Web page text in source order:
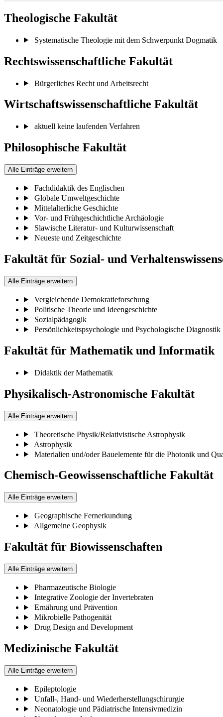
Theologische Fakultät
Systematische Theologie mit dem Schwerpunkt Dogmatik
Rechtswissenschaftliche Fakultät
Bürgerliches Recht und Arbeitsrecht
Wirtschaftswissenschaftliche Fakultät
aktuell keine laufenden Verfahren
Philosophische Fakultät
Alle Einträge erweitern
Fachdidaktik des Englischen
Globale Umweltgeschichte
Mittelalterliche Geschichte
Vor- und Frühgeschichtliche Archäologie
Slawische Literatur- und Kulturwissenschaft
Neueste und Zeitgeschichte
Fakultät für Sozial- und
Alle Einträge erweitern
Vergleichende Demokratieforschung
Politische Theorie und Ideengeschichte
Sozialpädagogik
Persönlichkeitspsychologie und Psychologische Diagnostik
Fakultät für Mathematik und Informatik
Didaktik der Mathematik
Physikalisch-Astronomische Fakultät
Alle Einträge erweitern
Theoretische Physik/Relativistische Astrophysik
Astrophysik
Materialien und/oder Bauelemente für die Photonik und
Chemisch-Geowissenschaftliche Fakultät
Alle Einträge erweitern
Geographische Fernerkundung
Allgemeine Geophysik
Fakultät für Biowissenschaften
Alle Einträge erweitern
Pharmazeutische Biologie
Integrative Zoologie der Invertebraten
Ernährung und Prävention
Mikrobielle Pathogenität
Drug Design and Development
Medizinische Fakultät
Alle Einträge erweitern
Epileptologie
Unfall-, Hand- und Wiederherstellungschirurgie
Neonatologie und Pädiatrische Intensivmedizin